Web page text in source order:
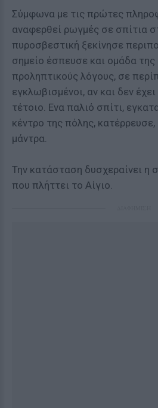
Σύμφωνα με τις πρώτες
αναφερθεί ρωγμές σε σπίτια
πυροσβεστική ξεκίνησε
σημείο έσπευσε και ομάδα
προληπτικούς λόγους, σε
εγκλωβισμένοι, αν και δεν
τέτοιο. Ενα παλιό σπίτι,
κέντρο της πόλης,
μάντρα.
Την κατάσταση δυσχεραίνει η
που πλήττει το Αίγιο.